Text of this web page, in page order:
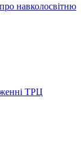
навколосвітню
ТРЦ